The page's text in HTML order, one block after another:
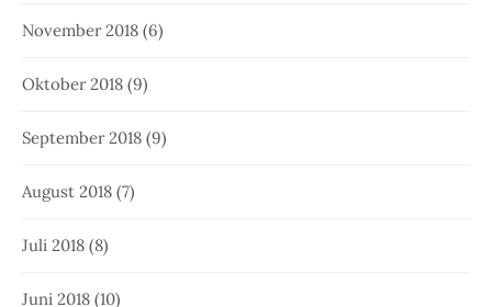
November 2018 (6)
Oktober 2018 (9)
September 2018 (9)
August 2018 (7)
Juli 2018 (8)
Juni 2018 (10)